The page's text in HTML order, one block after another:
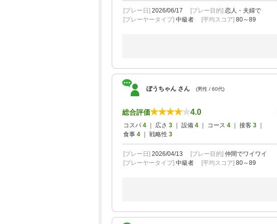
[プレー日] 2026/06/17 [プレー目的] 恋人・夫婦で
[プレーヤータイプ] 中級者 [平均スコア] 80～89
ぼうちゃん さん (男性 / 60代)
総合評価 4.0
コスパ 4 ｜ 広さ 3 ｜ 設備 4 ｜ コース 4 ｜ 接客 3
食事 4 ｜ 戦略性 3
[プレー日] 2026/04/13 [プレー目的] 仲間でワイワイ
[プレーヤータイプ] 中級者 [平均スコア] 80～89